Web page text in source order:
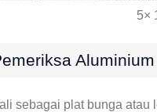
5×
Aluminium
sebagai plat bunga